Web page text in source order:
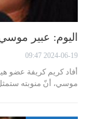
اليوم: عبير موسي
2024-06-19 09:47
أفاد كريم كريفة عضو
موسي، أنّ منوبته ستمثل